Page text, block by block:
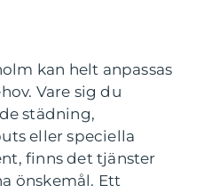
kan helt anpassas
Vare sig du
städning,
eller speciella
finns det tjänster
önskemål. Ett